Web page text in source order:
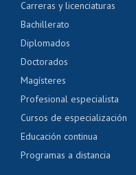
Carreras y licenciaturas
Bachillerato
Diplomados
Doctorados
Magísteres
Profesional especialista
Cursos de especialización
Educación continua
Programas a distancia